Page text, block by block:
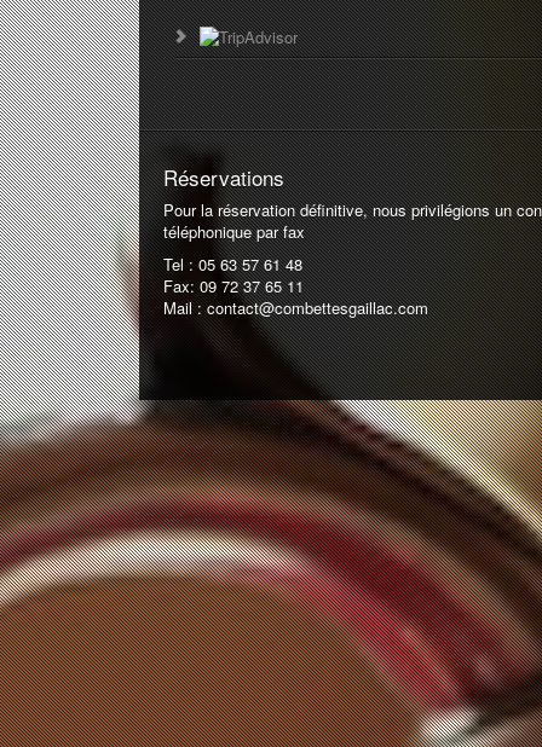
Réservations
Pour la réservation définitive, nous privilégions un
téléphonique par fax
Tel : 05 63 57 61 48
Fax: 09 72 37 65 11
Mail : contact@combettesgaillac.com